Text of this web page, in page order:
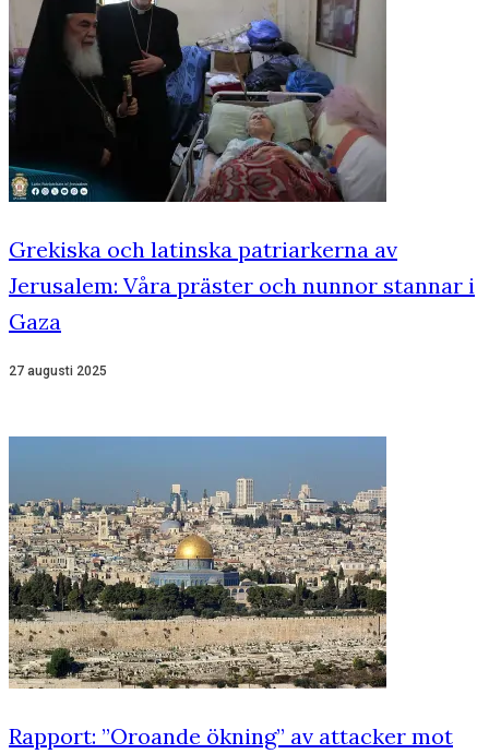
Grekiska och latinska patriarkerna av
Jerusalem: Våra präster och nunnor stannar i
Gaza
27 augusti 2025
Rapport: ”Oroande ökning” av attacker mot